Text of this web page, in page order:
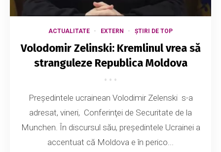
ACTUALITATE EXTERN ȘTIRI DE TOP
Volodomir Zelinski: Kremlinul vrea să
stranguleze Republica Moldova
Preşedintele ucrainean Volodimir Zelenski s-a
adresat, vineri, Conferinţei de Securitate de la
Munchen. În discursul său, președintele Ucrainei a
accentuat că Moldova e în perico...